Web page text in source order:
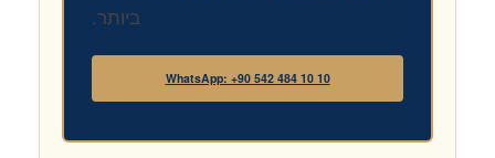
ביותר.
WhatsApp: +90 542 484 10 10